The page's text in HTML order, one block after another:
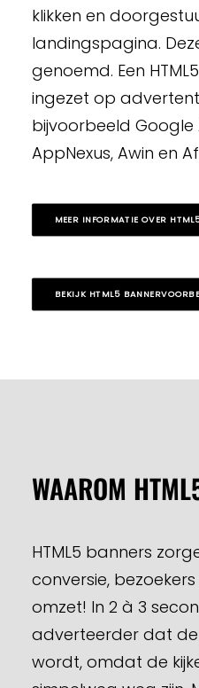
klikken en
landingspagina.
genoemd. Een
ingezet op
bijvoorbeeld Google
AppNexus, Awin en
MEER INFORMATIE OVER
BEKIJK HTML5
WAAROM
HTML5 banners
conversie,
omzet! In 2 à 3
adverteerder dat
wordt, omdat de